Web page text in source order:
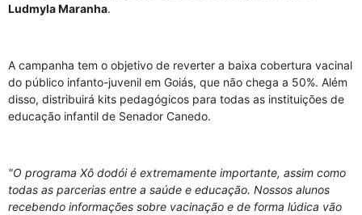
Ludmyla Maranha.
A campanha tem o objetivo de reverter a baixa cobertura vacinal
do público infanto-juvenil em Goiás, que não chega a 50%. Além
disso, distribuirá kits pedagógicos para todas as instituições de
educação infantil de Senador Canedo.
"O programa Xô dodói é extremamente importante, assim como
todas as parcerias entre a saúde e educação. Nossos alunos
recebendo informações sobre vacinação e de forma lúdica vão